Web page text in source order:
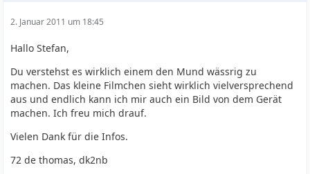
2. Januar 2011 um 18:45
Hallo Stefan,
Du verstehst es wirklich einem den Mund wässrig zu
machen. Das kleine Filmchen sieht wirklich vielversprechend
aus und endlich kann ich mir auch ein Bild von dem Gerät
machen. Ich freu mich drauf.
Vielen Dank für die Infos.
72 de thomas, dk2nb